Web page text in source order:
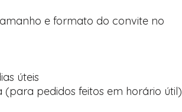
e formato do convite no
úteis
pedidos feitos em horário útil)